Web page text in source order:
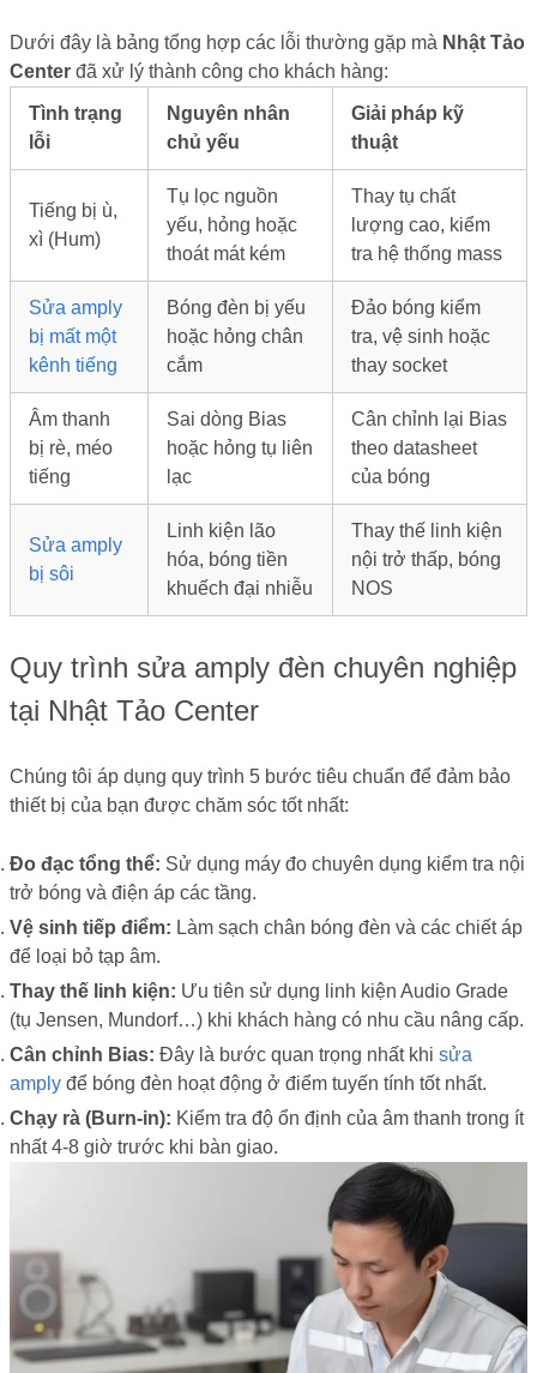
Dưới đây là bảng tổng hợp các lỗi thường gặp mà Nhật Tảo
Center đã xử lý thành công cho khách hàng:
Tình trạng
lỗi
Nguyên nhân
chủ yếu
Giải pháp kỹ
thuật
Tiếng bị ù,
xì (Hum)
Tụ lọc nguồn
yếu, hỏng hoặc
thoát mát kém
Thay tụ chất
lượng cao, kiểm
tra hệ thống mass
Sửa amply
bị mất một
kênh tiếng
Bóng đèn bị yếu
hoặc hỏng chân
cắm
Đảo bóng kiểm
tra, vệ sinh hoặc
thay socket
Âm thanh
bị rè, méo
tiếng
Sai dòng Bias
hoặc hỏng tụ liên
lạc
Cân chỉnh lại Bias
theo datasheet
của bóng
Sửa amply
bị sôi
Linh kiện lão
hóa, bóng tiền
khuếch đại nhiễu
Thay thế linh kiện
nội trở thấp, bóng
NOS
Quy trình sửa amply đèn chuyên nghiệp
tại Nhật Tảo Center
Chúng tôi áp dụng quy trình 5 bước tiêu chuẩn để đảm bảo
thiết bị của bạn được chăm sóc tốt nhất:
Đo đạc tổng thể: Sử dụng máy đo chuyên dụng kiểm tra nội
trở bóng và điện áp các tầng.
Vệ sinh tiếp điểm: Làm sạch chân bóng đèn và các chiết áp
để loại bỏ tạp âm.
Thay thế linh kiện: Ưu tiên sử dụng linh kiện Audio Grade
(tụ Jensen, Mundorf…) khi khách hàng có nhu cầu nâng cấp.
Cân chỉnh Bias: Đây là bước quan trọng nhất khi sửa
amply để bóng đèn hoạt động ở điểm tuyến tính tốt nhất.
Chạy rà (Burn-in): Kiểm tra độ ổn định của âm thanh trong ít
nhất 4-8 giờ trước khi bàn giao.